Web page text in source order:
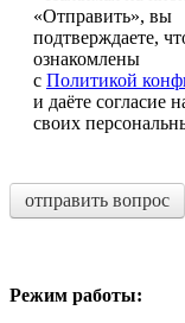
«Отправить», вы
подтверждаете,
ознакомлены
с Политикой
и даёте согласие
своих
отправить вопрос
Режим работы: